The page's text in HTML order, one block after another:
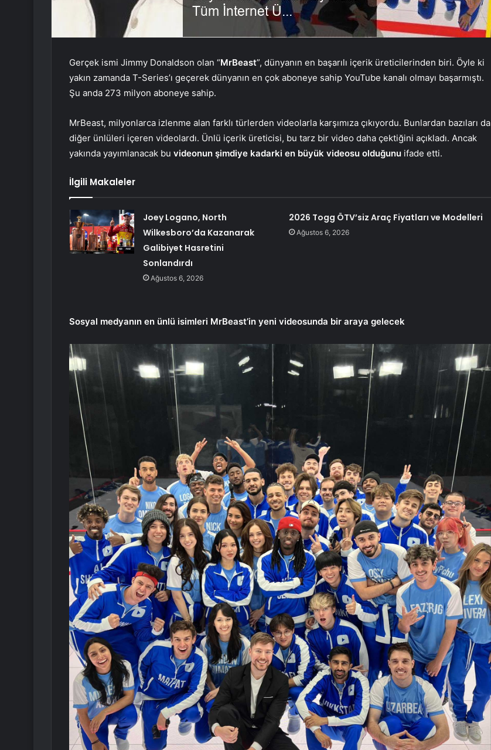
Gerçek ismi Jimmy Donaldson olan “MrBeast”, dünyanın en başarılı içerik üreticilerinden biri. Öyle ki
yakın zamanda T-Series’ı geçerek dünyanın en çok aboneye sahip YouTube kanalı olmayı başarmıştı.
Şu anda 273 milyon aboneye sahip.
MrBeast, milyonlarca izlenme alan farklı türlerden videolarla karşımıza çıkıyordu. Bunlardan bazıları da
diğer ünlüleri içeren videolardı. Ünlü içerik üreticisi, bu tarz bir video daha çektiğini açıkladı. Ancak
yakında yayımlanacak bu videonun şimdiye kadarki en büyük videosu olduğunu ifade etti.
İlgili Makaleler
Joey Logano, North
Wilkesboro’da Kazanarak
Galibiyet Hasretini
Sonlandırdı
Ağustos 6, 2026
2026 Togg ÖTV’siz Araç Fiyatları ve Modelleri
Ağustos 6, 2026
Sosyal medyanın en ünlü isimleri MrBeast’in yeni videosunda bir araya gelecek